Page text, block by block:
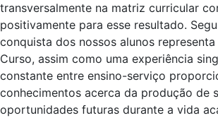
transversalmente na matriz curricular
positivamente para esse resultado.
conquista dos nossos alunos
Curso, assim como uma experiência
constante entre ensino-serviço
conhecimentos acerca da produção de
oportunidades futuras durante a vida